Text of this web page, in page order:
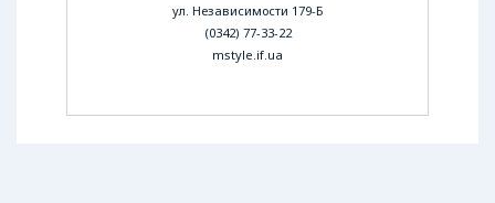
ул. Независимости 179-Б
(0342) 77-33-22
mstyle.if.ua